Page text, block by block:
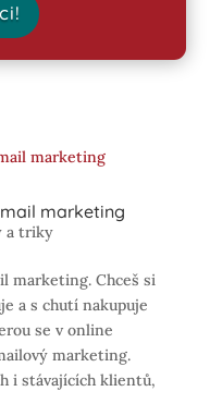
marketing
a triky
marketing. Chceš si
a s chutí nakupuje
se v online
marketing.
i stávajících klientů,